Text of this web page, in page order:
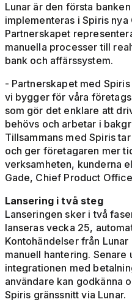
Lunar är den första
implementeras i Spiris
Partnerskapet
manuella processer till
bank och affärssystem.
- Partnerskapet med
vi bygger för våra
som gör det enklare att
behövs och arbetar i
Tillsammans med Spiris
och ger företagaren mer
verksamheten, kunderna
Gade, Chief Product
Lansering i två steg
Lanseringen sker i två
lanseras vecka 25,
Kontohändelser från
manuell hantering. Senare
integrationen med
användare kan godkänna
Spiris gränssnitt via Lunar.